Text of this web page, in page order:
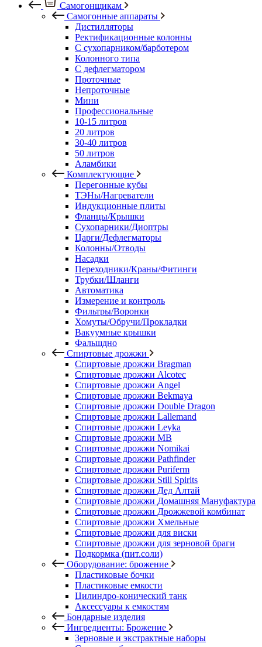
Самогонщикам
Самогонные аппараты
Дистилляторы
Ректификационные колонны
С сухопарником/барботером
Колонного типа
С дефлегматором
Проточные
Непроточные
Мини
Профессиональные
10-15 литров
20 литров
30-40 литров
50 литров
Аламбики
Комплектующие
Перегонные кубы
ТЭНы/Нагреватели
Индукционные плиты
Фланцы/Крышки
Сухопарники/Диоптры
Царги/Дефлегматоры
Колонны/Отводы
Насадки
Переходники/Краны/Фитинги
Трубки/Шланги
Автоматика
Измерение и контроль
Фильтры/Воронки
Хомуты/Обручи/Прокладки
Вакуумные крышки
Фальшдно
Спиртовые дрожжи
Спиртовые дрожжи Bragman
Спиртовые дрожжи Alcotec
Спиртовые дрожжи Angel
Спиртовые дрожжи Bekmaya
Спиртовые дрожжи Double Dragon
Спиртовые дрожжи Lallemand
Спиртовые дрожжи Leyka
Спиртовые дрожжи MB
Спиртовые дрожжи Nomikai
Спиртовые дрожжи Pathfinder
Спиртовые дрожжи Puriferm
Спиртовые дрожжи Still Spirits
Спиртовые дрожжи Дед Алтай
Спиртовые дрожжи Домашняя Мануфактура
Спиртовые дрожжи Дрожжевой комбинат
Спиртовые дрожжи Хмельные
Спиртовые дрожжи для виски
Спиртовые дрожжи для зерновой браги
Подкормка (пит.соли)
Оборудование: брожение
Пластиковые бочки
Пластиковые емкости
Цилиндро-конический танк
Аксессуары к емкостям
Бондарные изделия
Ингредиенты: Брожение
Зерновые и экстрактные наборы